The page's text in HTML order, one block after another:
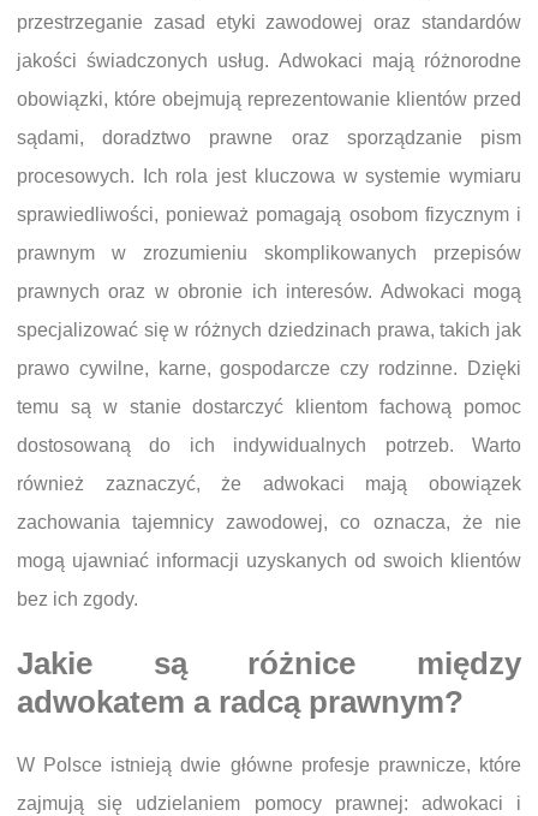
przestrzeganie zasad etyki zawodowej oraz standardów
jakości świadczonych usług. Adwokaci mają różnorodne
obowiązki, które obejmują reprezentowanie klientów przed
sądami, doradztwo prawne oraz sporządzanie pism
procesowych. Ich rola jest kluczowa w systemie wymiaru
sprawiedliwości, ponieważ pomagają osobom fizycznym i
prawnym w zrozumieniu skomplikowanych przepisów
prawnych oraz w obronie ich interesów. Adwokaci mogą
specjalizować się w różnych dziedzinach prawa, takich jak
prawo cywilne, karne, gospodarcze czy rodzinne. Dzięki
temu są w stanie dostarczyć klientom fachową pomoc
dostosowaną do ich indywidualnych potrzeb. Warto
również zaznaczyć, że adwokaci mają obowiązek
zachowania tajemnicy zawodowej, co oznacza, że nie
mogą ujawniać informacji uzyskanych od swoich klientów
bez ich zgody.
Jakie są różnice między
adwokatem a radcą prawnym?
W Polsce istnieją dwie główne profesje prawnicze, które
zajmują się udzielaniem pomocy prawnej: adwokaci i